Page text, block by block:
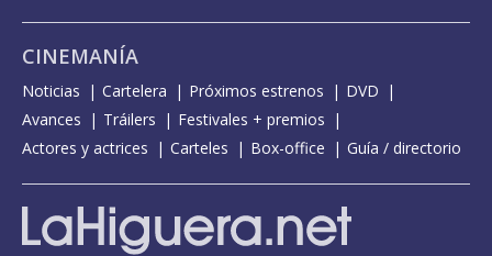
CINEMANÍA
Noticias Cartelera Próximos estrenos
DVD
Avances
Tráilers
Festivales + premios
Actores y actrices
Carteles Box-office Guía / directorio